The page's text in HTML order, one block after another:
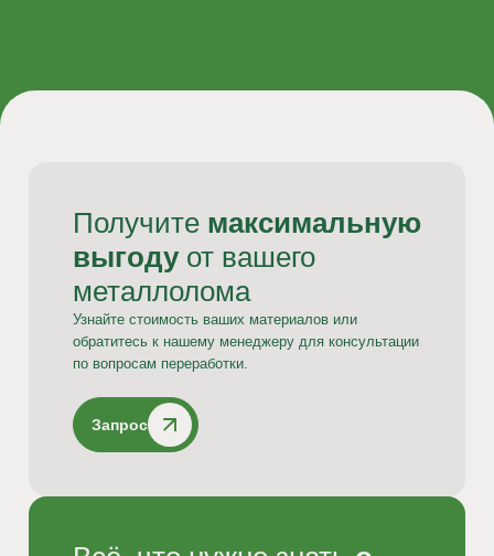
Назад
Закупка
Модели закупки
Закупка драгоценных металлов
Закупка медного лома
Назад
Услуги
Почему NOVITERA?
Контакты
Получите максимальную
выгоду от вашего
металлолома
Узнайте стоимость ваших материалов или
обратитесь к нашему менеджеру для консультации
по вопросам переработки.
Запрос